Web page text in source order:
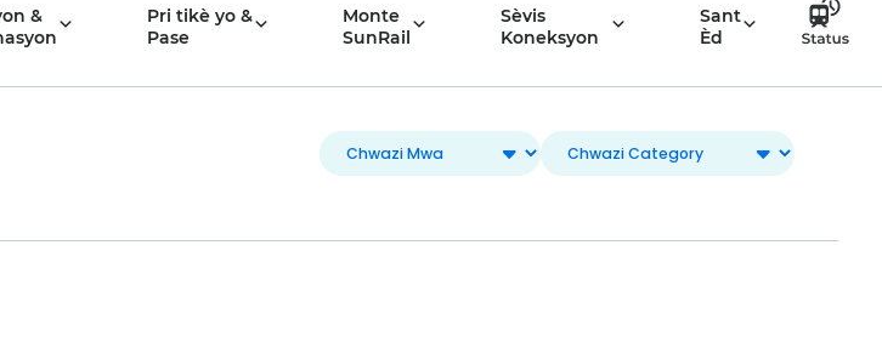
&
Pri tikè yo &
Pase
Monte
SunRail
Sèvis
Koneksyon
Sant
Èd